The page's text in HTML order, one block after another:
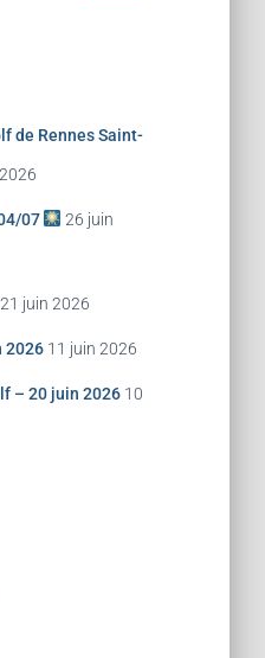
de Rennes Saint-
07 26 juin
21 juin 2026
2026 11 juin 2026
– 20 juin 2026 10